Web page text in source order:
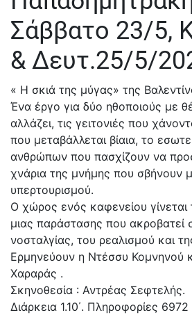
Σάββατο 23/5,
& Δευτ.25/5/
« Η σκιά της μύγας» της
Ένα έργο για δύο ηθοποιούς με
αλλάζει, τις γειτονιές που
που μεταβάλλεται βίαια, το
ανθρώπων που πασχίζουν να
χνάρια της μνήμης που σβήνουν
υπερτουρισμού.
Ο χώρος ενός καφενείου γίνεται
μιας παράστασης που ακροβατεί
νοσταλγίας, του ρεαλισμού και
Ερμηνεύουν η Ντέσσυ Κομνηνού
Χαραράς .
Σκηνοθεσία : Αντρέας Σεφτελής.
Διάρκεια 1.10΄. Πληροφορίες